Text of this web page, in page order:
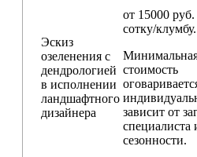
Эскиз
озеленения с
дендрологией
в исполнении
ландшафтного
дизайнера
от 15000 руб.
сотку/клумбу.
стоимость
зависит от
специалиста
сезонности.